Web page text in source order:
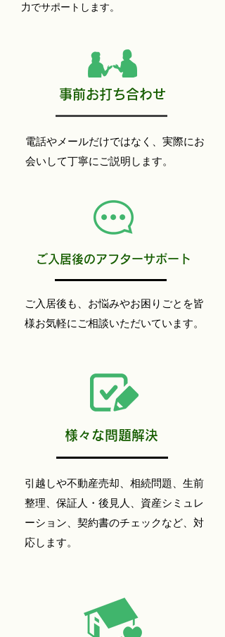
力でサポートします。
事前お打ち合わせ
電話やメールだけではなく、実際にお
会いして丁寧にご説明します。
ご入居後のアフターサポート
ご入居後も、お悩みやお困りごとを皆
様お気軽にご相談いただいています。
様々な問題解決
引越しや不動産売却、相続問題、生前
整理、保証人・後見人、資産シミュレ
ーション、契約書のチェックなど、対
応します。